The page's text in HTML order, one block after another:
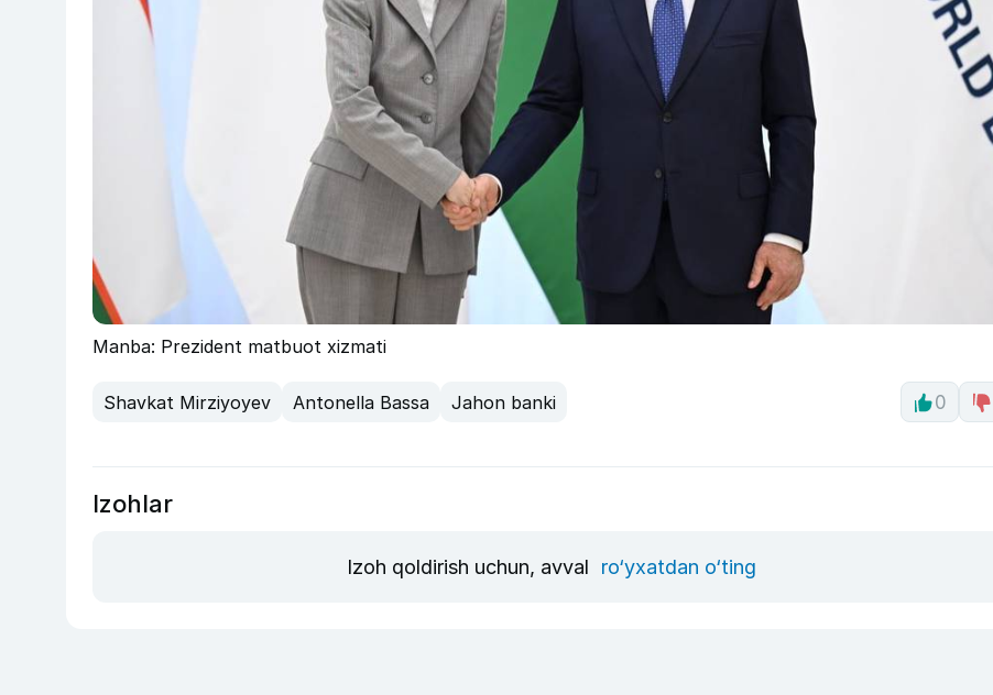
Manba: Prezident matbuot xizmati
Shavkat Mirziyoyev Antonella Bassa Jahon banki 0
Izohlar
Izoh qoldirish uchun, avval ro‘yxatdan o‘ting